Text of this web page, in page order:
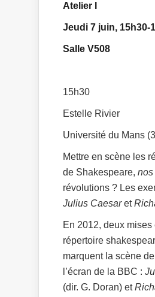
Atelier I
Jeudi 7 juin, 15h30-
Salle V508
15h30
Estelle Rivier
Université du Mans
Mettre en scène les
de Shakespeare, nos
révolutions ? Les
Julius Caesaret
En 2012, deux mises
répertoire
marquent la scène
l’écran de la BBC :
(dir. G. Doran) et